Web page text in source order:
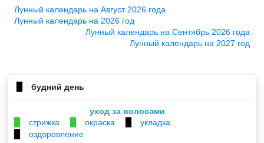
Лунный календарь на Август 2026 года
Лунный календарь на 2026 год
Лунный календарь на Сентябрь 2026 года
Лунный календарь на 2027 год
будний день
уход за волосами
стрижка окраска укладка
оздоровление